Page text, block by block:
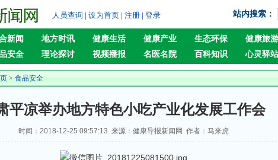
人员查询 | 设为首页 | 注册 | 登录 站内搜索：
新闻 地方时讯 健康生活 健康产业 生态环保 健康旅游
安全 理论探讨 视频播报 名医名院 百科知识 心灵驿站
> 食品安全
平凉举办地方特色小吃产业化发展工作会
时间：2018-12-25 09:57:13 来源：健康导报新闻网 作者：马来虎